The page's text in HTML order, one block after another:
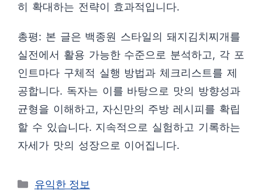
히 확대하는 전략이 효과적입니다.
총평: 본 글은 백종원 스타일의 돼지김치찌개를
실전에서 활용 가능한 수준으로 분석하고, 각 포
인트마다 구체적 실행 방법과 체크리스트를 제
공합니다. 독자는 이를 바탕으로 맛의 방향성과
균형을 이해하고, 자신만의 주방 레시피를 확립
할 수 있습니다. 지속적으로 실험하고 기록하는
자세가 맛의 성장으로 이어집니다.
카
유익한 정보